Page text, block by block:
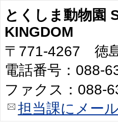
とくしま動物園
KINGDOM
〒771-4267 徳
電話番号：088-
ファクス：088-
担当課にメー